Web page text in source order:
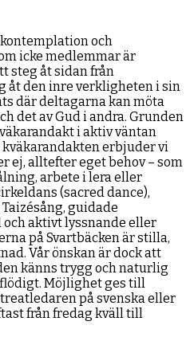
och
icke medlemmar är
steg åt sidan från
åt den inre verkligheten i sin
där deltagarna kan möta
det av Gud i andra. Grunden
i aktiv väntan
erbjuder vi
ej, alltefter eget behov – som
arbete i lera eller
(sacred dance),
guidade
aktivt lyssnande eller
på Svartbäcken är stilla,
Vår önskan är dock att
känns trygg och naturlig
Möjlighet ges till
på svenska eller
från fredag kväll till